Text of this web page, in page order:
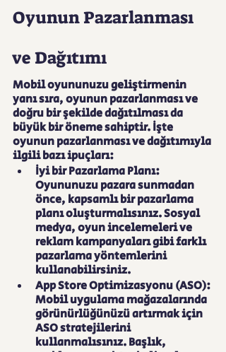
Oyunun Pazarlanması
ve Dağıtımı
Mobil oyununuzu geliştirmenin
yanı sıra, oyunun pazarlanması ve
doğru bir şekilde dağıtılması da
büyük bir öneme sahiptir. İşte
oyunun pazarlanması ve dağıtımıyla
ilgili bazı ipuçları:
İyi bir Pazarlama Planı:
Oyununuzu pazara sunmadan
önce, kapsamlı bir pazarlama
planı oluşturmalısınız. Sosyal
medya, oyun incelemeleri ve
reklam kampanyaları gibi farklı
pazarlama yöntemlerini
kullanabilirsiniz.
App Store Optimizasyonu (ASO):
Mobil uygulama mağazalarında
görünürlüğünüzü artırmak için
ASO stratejilerini
kullanmalısınız. Başlık,